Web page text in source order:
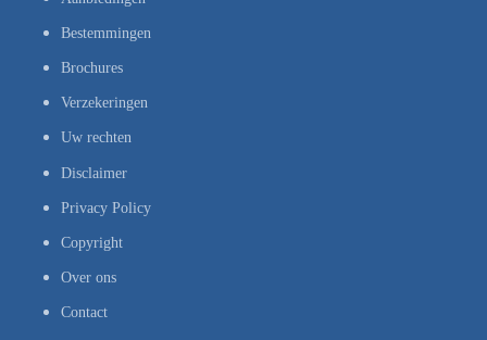
Bestemmingen
Brochures
Verzekeringen
Uw rechten
Disclaimer
Privacy Policy
Copyright
Over ons
Contact